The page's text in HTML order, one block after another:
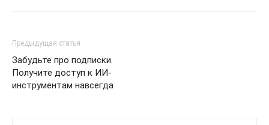
Предыдущая статья
Забудьте про подписки.
Получите доступ к ИИ-
инструментам навсегда